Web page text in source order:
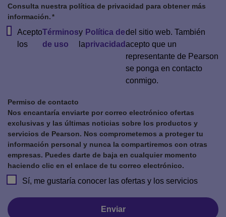
Consulta nuestra política de privacidad para obtener más
información.
Acepto
los
Términos
de uso
y
la
Política de
privacidad
del sitio web. También
acepto que un
representante de Pearson
se ponga en contacto
conmigo.
Permiso de contacto
Nos encantaría enviarte por correo electrónico ofertas
exclusivas y las últimas noticias sobre los productos y
servicios de Pearson. Nos comprometemos a proteger tu
información personal y nunca la compartiremos con otras
empresas. Puedes darte de baja en cualquier momento
haciendo clic en el enlace de tu correo electrónico.
Sí, me gustaría conocer las ofertas y los servicios